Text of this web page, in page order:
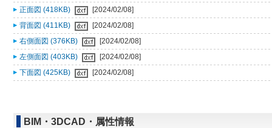
正面図 (418KB)
[2024/02/08]
背面図 (411KB)
[2024/02/08]
右側面図 (376KB)
[2024/02/08]
左側面図 (403KB)
[2024/02/08]
下面図 (425KB)
[2024/02/08]
BIM・3DCAD・属性情報